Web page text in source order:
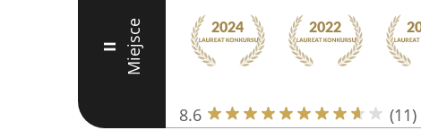
II Miejsce
8.6 (11)